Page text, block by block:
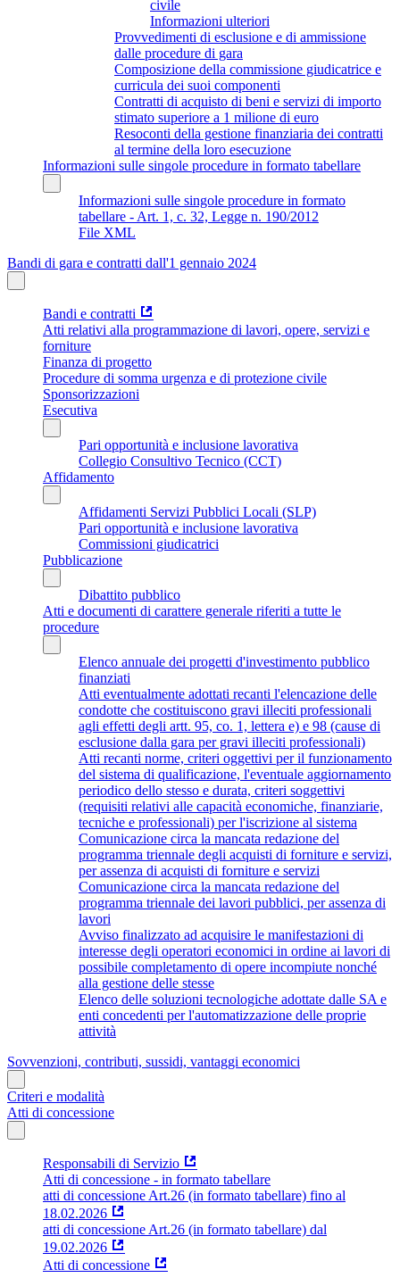
civile
Informazioni ulteriori
Provvedimenti di esclusione e di ammissione
dalle procedure di gara
Composizione della commissione giudicatrice e
curricula dei suoi componenti
Contratti di acquisto di beni e servizi di importo
stimato superiore a 1 milione di euro
Resoconti della gestione finanziaria dei contratti
al termine della loro esecuzione
Informazioni sulle singole procedure in formato tabellare
Informazioni sulle singole procedure in formato
tabellare - Art. 1, c. 32, Legge n. 190/2012
File XML
Bandi di gara e contratti dall'1 gennaio 2024
Bandi e contratti
Atti relativi alla programmazione di lavori, opere, servizi e
forniture
Finanza di progetto
Procedure di somma urgenza e di protezione civile
Sponsorizzazioni
Esecutiva
Pari opportunità e inclusione lavorativa
Collegio Consultivo Tecnico (CCT)
Affidamento
Affidamenti Servizi Pubblici Locali (SLP)
Pari opportunità e inclusione lavorativa
Commissioni giudicatrici
Pubblicazione
Dibattito pubblico
Atti e documenti di carattere generale riferiti a tutte le
procedure
Elenco annuale dei progetti d'investimento pubblico
finanziati
Atti eventualmente adottati recanti l'elencazione delle
condotte che costituiscono gravi illeciti professionali
agli effetti degli artt. 95, co. 1, lettera e) e 98 (cause di
esclusione dalla gara per gravi illeciti professionali)
Atti recanti norme, criteri oggettivi per il funzionamento
del sistema di qualificazione, l'eventuale aggiornamento
periodico dello stesso e durata, criteri soggettivi
(requisiti relativi alle capacità economiche, finanziarie,
tecniche e professionali) per l'iscrizione al sistema
Comunicazione circa la mancata redazione del
programma triennale degli acquisti di forniture e servizi,
per assenza di acquisti di forniture e servizi
Comunicazione circa la mancata redazione del
programma triennale dei lavori pubblici, per assenza di
lavori
Avviso finalizzato ad acquisire le manifestazioni di
interesse degli operatori economici in ordine ai lavori di
possibile completamento di opere incompiute nonché
alla gestione delle stesse
Elenco delle soluzioni tecnologiche adottate dalle SA e
enti concedenti per l'automatizzazione delle proprie
attività
Sovvenzioni, contributi, sussidi, vantaggi economici
Criteri e modalità
Atti di concessione
Responsabili di Servizio
Atti di concessione - in formato tabellare
atti di concessione Art.26 (in formato tabellare) fino al
18.02.2026
atti di concessione Art.26 (in formato tabellare) dal
19.02.2026
Atti di concessione